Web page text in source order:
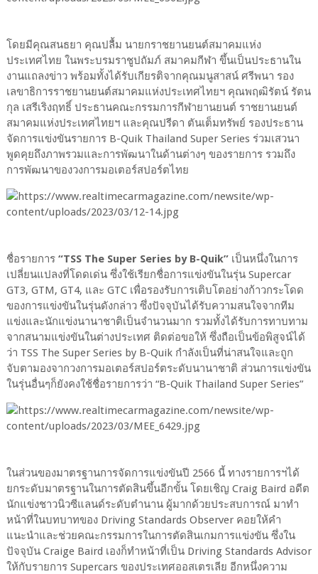
โดยมีคุณสนธยา คุณปลื้ม นายกราชยานยนต์สมาคมแห่ง
ประเทศไทย ในพระบรมราชูปถัมภ์ สมาคมกีฬา ขึ้นเป็นประธานใน
งานแถลงข่าว พร้อมทั้งได้รับเกียรติจากคุณมนูสาสน์ ศรีพนา รอง
เลขาธิการราชยานยนต์สมาคมแห่งประเทศไทยฯ คุณพฤฒิรัตน์ รัตน
กุล เสรีเริงฤทธิ์ ประธานคณะกรรมการกีฬายานยนต์ ราชยานยนต์
สมาคมแห่งประเทศไทยฯ และคุณปรีดา ตันเต็มทรัพย์ รองประธาน
จัดการแข่งขันรายการ B-Quik Thailand Super Series ร่วมเสวนา
พูดคุยถึงภาพรวมและการพัฒนาในด้านต่างๆ ของรายการ รวมถึง
การพัฒนาของวงการมอเตอร์สปอร์ตไทย
ชื่อรายการ “TSS The Super Series by B-Quik” เป็นหนึ่งในการ
เปลี่ยนแปลงที่โดดเด่น ซึ่งใช้เรียกชื่อการแข่งขันในรุ่น Supercar
GT3, GTM, GT4, และ GTC เพื่อรองรับการเติบโตอย่างก้าวกระโดด
ของการแข่งขันในรุ่นดังกล่าว ซึ่งปัจจุบันได้รับความสนใจจากทีม
แข่งและนักแข่งนานาชาติเป็นจำนวนมาก รวมทั้งได้รับการทาบทาม
จากสนามแข่งขันในต่างประเทศ ติดต่อขอให้ ซึ่งถือเป็นข้อพิสูจน์ได้
ว่า TSS The Super Series by B-Quik กำลังเป็นที่น่าสนใจและถูก
จับตามองจากวงการมอเตอร์สปอร์ตระดับนานาชาติ ส่วนการแข่งขัน
ในรุ่นอื่นๆก็ยังคงใช้ชื่อรายการว่า “B-Quik Thailand Super Series”
ในส่วนของมาตรฐานการจัดการแข่งขันปี 2566 นี้ ทางรายการฯได้
ยกระดับมาตรฐานในการตัดสินขึ้นอีกขั้น โดยเชิญ Craig Baird อดีต
นักแข่งชาวนิวซีแลนด์ระดับตำนาน ผู้มากด้วยประสบการณ์ มาทำ
หน้าที่ในบทบาทของ Driving Standards Observer คอยให้คำ
แนะนำและช่วยคณะกรรมการในการตัดสินเกมการแข่งขัน ซึ่งใน
ปัจจุบัน Craige Baird เองก็ทำหน้าที่เป็น Driving Standards Advisor
ให้กับรายการ Supercars ของประเทศออสเตรเลีย อีกหนึ่งความ